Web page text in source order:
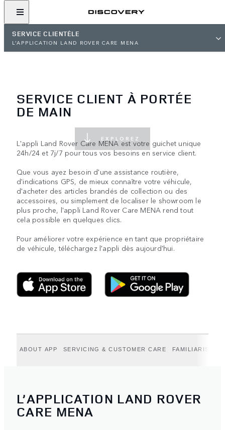
SERVICE CLIENTÈLE
L’APPLICATION LAND ROVER CARE MENA
EXPLOREZ
SERVICE CLIENT À PORTÉE
DE MAIN
L'appli Land Rover Care MENA est votre guichet unique
24h/24 et 7j/7 pour tous vos besoins en service client.
Que vous ayez besoin d'une assistance routière,
d'indications GPS, de mieux connaître votre véhicule,
d'acheter des articles brandés de collection ou des
accessoires, ou simplement de localiser le showroom le
plus proche, l'appli Land Rover Care MENA rend tout
cela possible en quelques clics.
Pour améliorer votre expérience en tant que propriétaire
de véhicule, téléchargez l'appli dès aujourd'hui.
ABOUT APP SERVICING & CUSTOMER CARE FAMILIARISEZ-
L’APPLICATION LAND ROVER
CARE MENA